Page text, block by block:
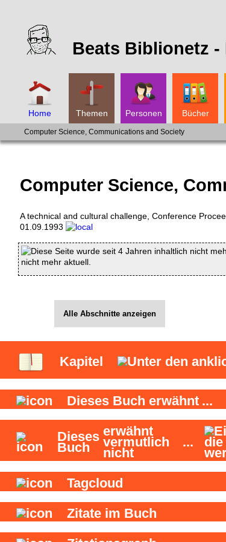
Beats Biblionetz -
Home Themen Personen Bücher
Computer Science, Communications and Society
Computer Science,
A technical and cultural challenge, Conference
01.09.1993
Diese Seite wurde seit 4 Jahren inhaltlich nicht
nicht mehr aktuell.
Alle Abschnitte anzeigen
Kapitel
Dieses Buch erwähnt ...
Dieses
Buch
erwähnt
vermutlich
nicht
...
Tagcloud
Zitate im Buch